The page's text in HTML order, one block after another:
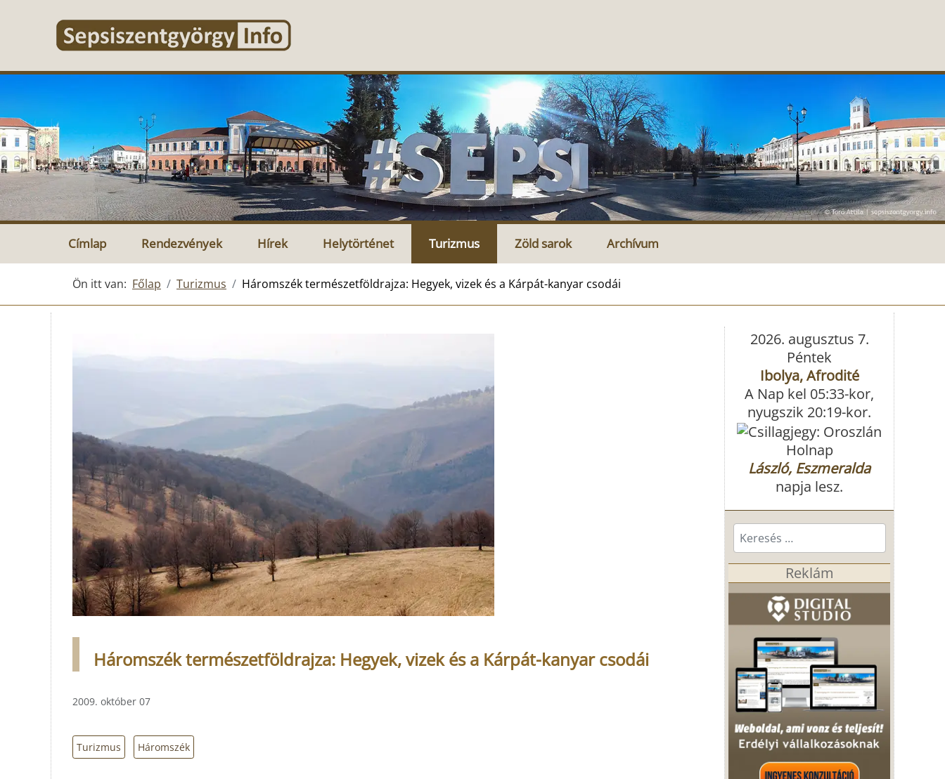
Címlap Rendezvények Hírek Helytörténet Turizmus Zöld sarok Archívum
Ön itt van: Főlap Turizmus Háromszék természetföldrajza: Hegyek, vizek és a Kárpát-kanyar csodái
Háromszék természetföldrajza: Hegyek, vizek és a Kárpát-kanyar csodái
2009. október 07
Turizmus Háromszék
2026. augusztus 7.
Péntek
Ibolya, Afrodité
A Nap kel 05:33-kor,
nyugszik 20:19-kor.
Holnap
László, Eszmeralda
napja lesz.
Keresés...
Reklám